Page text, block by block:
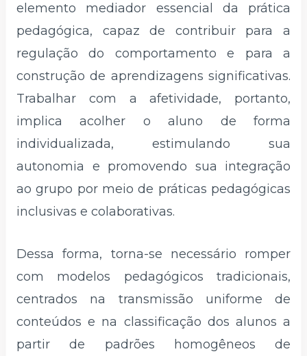
elemento mediador essencial da prática
pedagógica, capaz de contribuir para a
regulação do comportamento e para a
construção de aprendizagens significativas.
Trabalhar com a afetividade, portanto,
implica acolher o aluno de forma
individualizada, estimulando sua
autonomia e promovendo sua integração
ao grupo por meio de práticas pedagógicas
inclusivas e colaborativas.
Dessa forma, torna-se necessário romper
com modelos pedagógicos tradicionais,
centrados na transmissão uniforme de
conteúdos e na classificação dos alunos a
partir de padrões homogêneos de